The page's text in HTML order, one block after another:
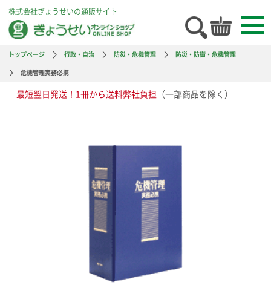
株式会社ぎょうせいの通販サイト
トップページ 行政・自治 防災・危機管理
防災・防衛・危機管理
危機管理実務必携
最短翌日発送！1冊から送料弊社負担 （一部商品を除く）